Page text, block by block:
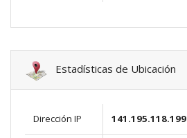
Estadísticas de Ubicación
Dirección IP 141.195.118.199